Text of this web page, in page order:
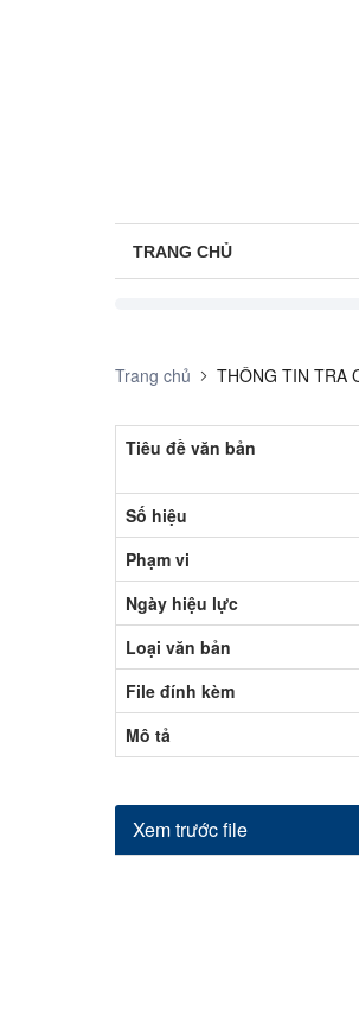
TRANG CHỦ
Trang chủ THÔNG TIN TRA
Tiêu đề văn bản
Số hiệu
Phạm vi
Ngày hiệu lực
Loại văn bản
File đính kèm
Mô tả
Xem trước file